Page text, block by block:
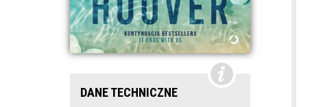
DANE TECHNICZNE